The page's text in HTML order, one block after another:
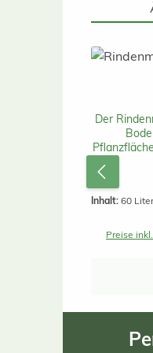
Der
Boden
gehemmt.
Inhalt: 60
Preise